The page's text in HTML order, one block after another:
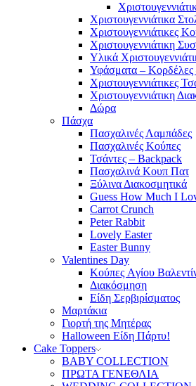
Χριστουγεννιάτικα
Χριστουγεννιάτικες
Χριστουγεννιάτικη
Υλικά
Υφάσματα – Κορδέλες
Χριστουγεννιάτικες
Χριστουγεννιάτικη
Δώρα
Πάσχα
Πασχαλινές Λαμπάδες
Πασχαλινές Κούπες
Τσάντες – Backpack
Πασχαλινά Κουπ Πατ
Ξύλινα Διακοσμητικά
Guess How Much I
Carrot Crunch
Peter Rabbit
Lovely Easter
Easter Bunny
Valentines Day
Κούπες Aγίου
Διακόσμηση
Είδη Σερβιρίσματος
Μαρτάκια
Γιορτή της Μητέρας
Halloween Είδη Πάρτυ!
Cake Toppers
BABY COLLECTION
ΠΡΩΤΑ ΓΕΝΕΘΛΙΑ